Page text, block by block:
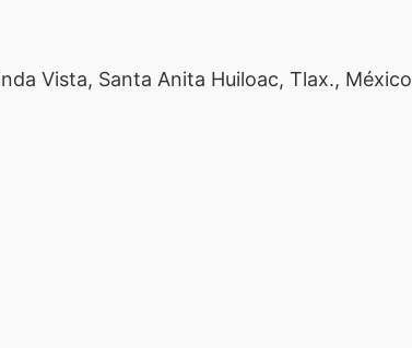
Vista, Santa Anita Huiloac, Tlax., México